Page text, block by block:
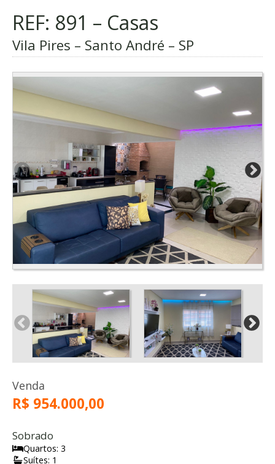
REF: 891 – Casas
Vila Pires – Santo André – SP
Venda
R$ 954.000,00
Sobrado
Quartos: 3
Suítes: 1